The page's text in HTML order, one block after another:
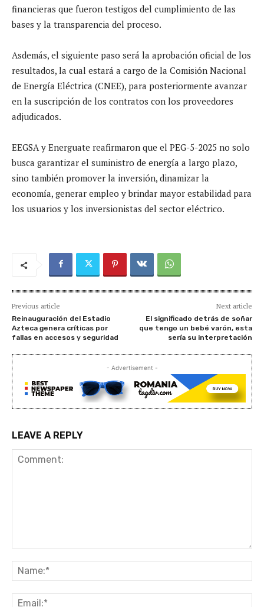
financieras que fueron testigos del cumplimiento de las
bases y la transparencia del proceso.
Asdemás, el siguiente paso será la aprobación oficial de los
resultados, la cual estará a cargo de la Comisión Nacional
de Energía Eléctrica (CNEE), para posteriormente avanzar
en la suscripción de los contratos con los proveedores
adjudicados.
EEGSA y Energuate reafirmaron que el PEG-5-2025 no solo
busca garantizar el suministro de energía a largo plazo,
sino también promover la inversión, dinamizar la
economía, generar empleo y brindar mayor estabilidad para
los usuarios y los inversionistas del sector eléctrico.
Previous article
Reinauguración del Estadio
Azteca genera críticas por
fallas en accesos y seguridad
Next article
El significado detrás de soñar
que tengo un bebé varón, esta
sería su interpretación
- Advertisement -
LEAVE A REPLY